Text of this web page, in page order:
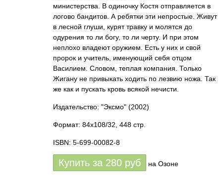
министерства. В одиночку Костя отправляется в
логово бандитов. А ребятки эти непростые. Живут
в лесной глуши, курят травку и молятся до
одурения то ли богу, то ли черту. И при этом
неплохо владеют оружием. Есть у них и свой
пророк и учитель, именующий себя отцом
Василием. Словом, теплая компания. Только
Жигану не привыкать ходить по лезвию ножа. Так
же как и пускать кровь всякой нечисти.
Издательство: "Эксмо" (2002)
Формат: 84x108/32, 448 стр.
ISBN: 5-699-00082-8
Купить за 280 руб на Озоне